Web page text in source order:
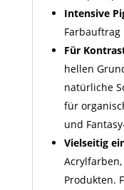
Intensive
Für
hellen
natürliche
für
und
Vielseitig
Produkten.